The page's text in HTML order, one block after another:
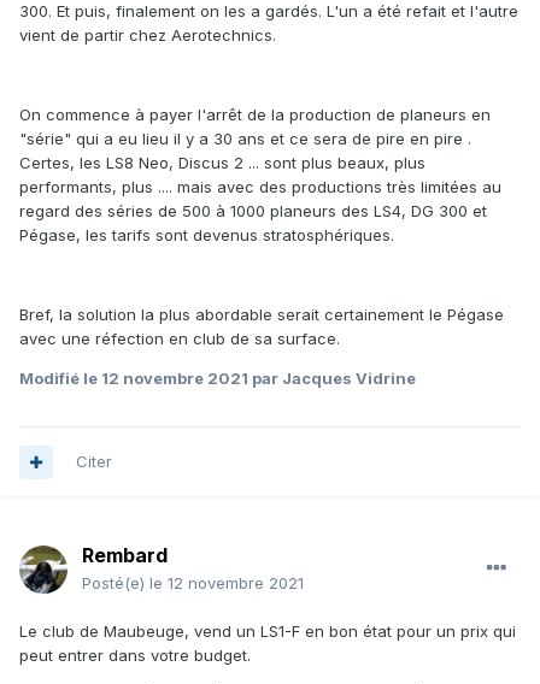
300. Et puis, finalement on les a gardés. L'un a été refait et l'autre
vient de partir chez Aerotechnics.
On commence à payer l'arrêt de la production de planeurs en
"série" qui a eu lieu il y a 30 ans et ce sera de pire en pire .
Certes, les LS8 Neo, Discus 2 ... sont plus beaux, plus
performants, plus .... mais avec des productions très limitées au
regard des séries de 500 à 1000 planeurs des LS4, DG 300 et
Pégase, les tarifs sont devenus stratosphériques.
Bref, la solution la plus abordable serait certainement le Pégase
avec une réfection en club de sa surface.
Modifié le 12 novembre 2021 par Jacques Vidrine
Citer
Rembard
Posté(e) le 12 novembre 2021
Le club de Maubeuge, vend un LS1-F en bon état pour un prix qui
peut entrer dans votre budget.